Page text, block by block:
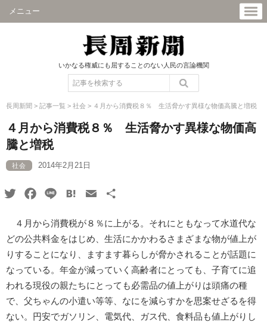
メニュー
いかなる権威にも屈することのない人民の言論機関
長周新聞 > 記事一覧 > 社会 > ４月から消費税８％ 生活脅かす異様な物価高騰と増税
４月から消費税８％ 生活脅かす異様な物価高
騰と増税
社会 2014年2月21日
TwitterFacebook
Line HatenaEmail
４月から消費税が８％に上がる。それにともなって水道代な
どの公共料金をはじめ、生活にかかわるさまざまな物が値上が
りすることになり、ますます暮らしが脅かされることが話題に
なっている。年金が減っていく高齢者にとっても、子育てに追
われる現役の親たちにとっても必需品の値上がりは頭痛の種
で、父ちゃんの小遣い等等、なにを減らすかを思案せざるを得
ない。円安でガソリン、電気代、ガス代、食料品も値上がりし